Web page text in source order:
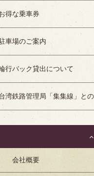
得な乗車券
車場のご案内
行バック貸出について
会社概要